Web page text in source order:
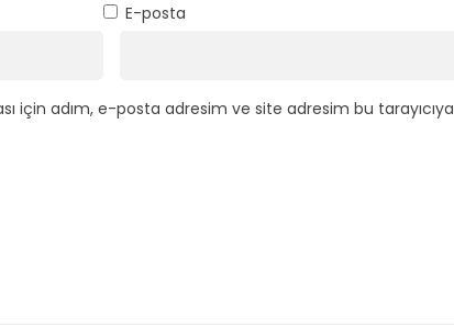
E-posta
için adım, e-posta adresim ve site adresim bu tarayıcıya